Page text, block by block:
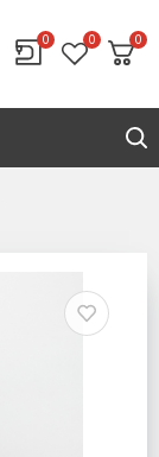
0 0 0